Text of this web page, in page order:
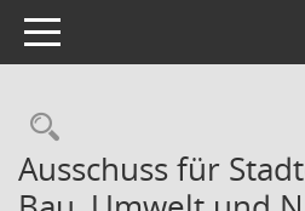
Toggle navigation
Rechercheauswahl
Ausschuss für